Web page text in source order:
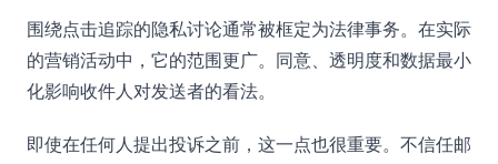
围绕点击追踪的隐私讨论通常被框定为法律事务。在实际
的营销活动中，它的范围更广。同意、透明度和数据最小
化影响收件人对发送者的看法。
即使在任何人提出投诉之前，这一点也很重要。不信任邮